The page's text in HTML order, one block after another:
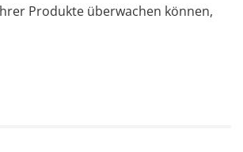
Produkte überwachen können,